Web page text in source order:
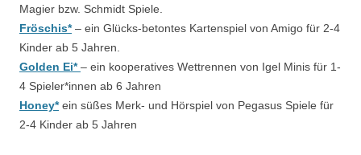
Magier bzw. Schmidt Spiele.
Fröschis*– ein Glücks-betontes Kartenspiel von Amigo für 2-4
Kinder ab 5 Jahren.
Golden Ei* – ein kooperatives Wettrennen von Igel Minis für 1-
4 Spieler*innen ab 6 Jahren
Honey*ein süßes Merk- und Hörspiel von Pegasus Spiele für
2-4 Kinder ab 5 Jahren